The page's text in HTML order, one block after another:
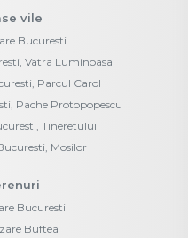
vile
Bucuresti
Vatra Luminoasa
Parcul Carol
Pache Protopopescu
Tineretului
Mosilor
Bucuresti
Buftea